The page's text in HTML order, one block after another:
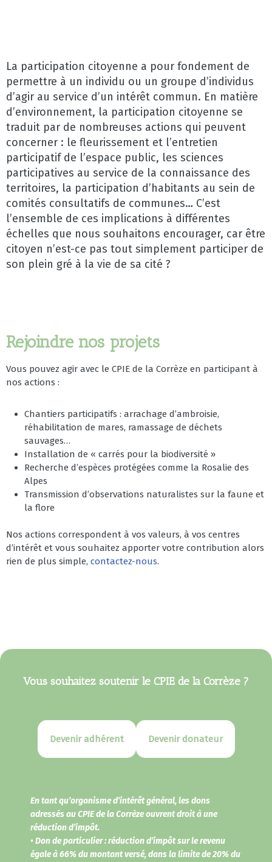
La participation citoyenne a pour fondement de
permettre à un individu ou un groupe d’individus
d’agir au service d’un intérêt commun. En matière
d’environnement, la participation citoyenne se
traduit par de nombreuses actions qui peuvent
concerner : le fleurissement et l’entretien
participatif de l’espace public, les sciences
participatives au service de la connaissance des
territoires, la participation d’habitants au sein de
comités consultatifs de communes… C’est
l’ensemble de ces implications à différentes
échelles que nous souhaitons encourager, car être
citoyen n’est-ce pas tout simplement participer de
son plein gré à la vie de sa cité ?
Rejoindre nos projets
Vous pouvez agir avec le CPIE de la Corrèze en participant à
nos actions :
Chantiers participatifs : arrachage d’ambroisie,
réhabilitation de mares, ramassage de déchets
sauvages…
Installation de « carrés pour la biodiversité »
Recherche d’espèces protégées comme la Rosalie des
Alpes
Transmission d’observations naturalistes sur la faune et
la flore
Nos actions correspondent à vos valeurs, à vos centres
d’intérêt et vous souhaitez apporter votre contribution alors
rien de plus simple, contactez-nous.
Vous souhaitez soutenir le CPIE de la Corrèze ?
Devenir adhérent Devenir donateur
En tant qu’organisme d’intérêt général, les dons
adressés au CPIE de la Corrèze ouvrent droit à une
réduction d’impôt.
• Don de particulier : réduction d’impôt sur le revenu
égale à 66% du montant versé, dans la limite de 20% du